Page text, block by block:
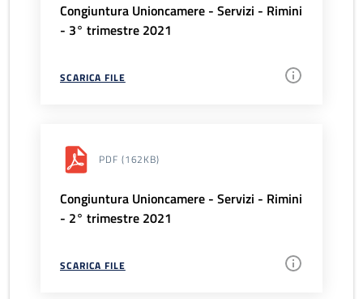
Congiuntura Unioncamere - Servizi - Rimini
- 3° trimestre 2021
SCARICA FILE
PDF (162KB)
Congiuntura Unioncamere - Servizi - Rimini
- 2° trimestre 2021
SCARICA FILE